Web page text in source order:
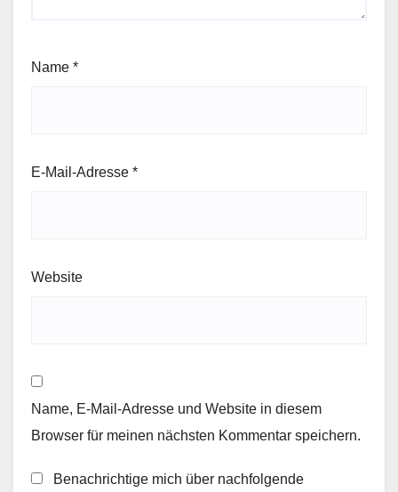
Name *
E-Mail-Adresse *
Website
Name, E-Mail-Adresse und Website in diesem
Browser für meinen nächsten Kommentar speichern.
Benachrichtige mich über nachfolgende